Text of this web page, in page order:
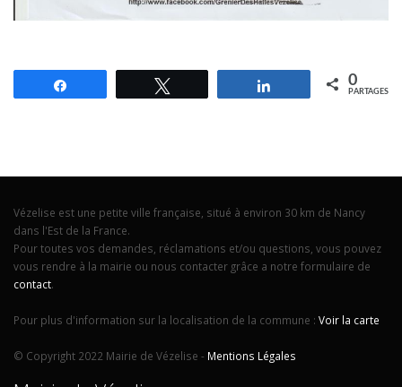
Partagez 0
PARTAGES
Vézelise est une petite ville française, situé à environ 30 km de Nancy
dans l'Est de la France.
Pour toutes vos demandes, réclamations et/ou questions, vous pouvez
vous rendre à la mairie ou nous contacter grâce a notre formulaire de
contact.
Pour plus d'information sur la localisation de la commune : Voir la carte
© Copyright 2022 Mairie de Vézelise - Mentions Légales